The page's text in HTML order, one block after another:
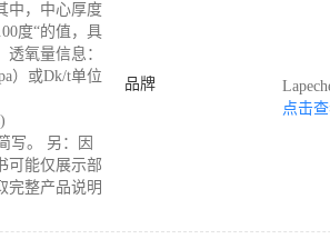
中，中心厚度
度“的值，具
氧量信息：
）或Dk/t单位
写。 另：因
可能仅展示部
完整产品说明
品牌
点击